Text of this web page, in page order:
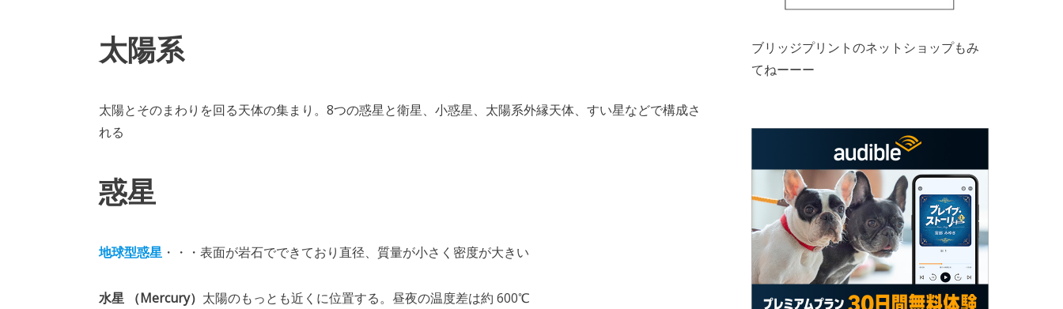
太陽系
太陽とそのまわりを回る天体の集まり。8つの惑星と衛星、小惑星、太陽系外縁天体、すい星などで構成さ
れる
惑星
地球型惑星・・・表面が岩石でできており直径、質量が小さく密度が大きい
水星 （Mercury） 太陽のもっとも近くに位置する。昼夜の温度差は約 600℃
ブリッジプリントのネットショップもみ
てねーーー